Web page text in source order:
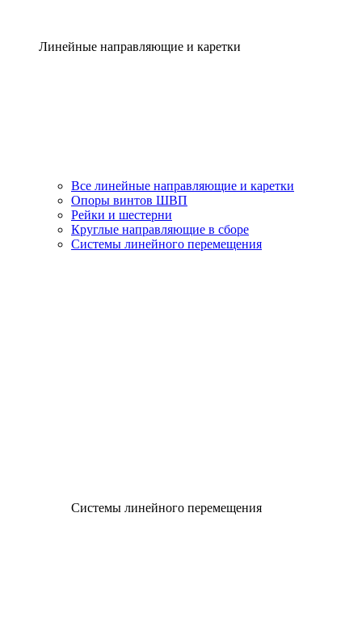
Линейные направляющие и каретки
Все линейные направляющие и каретки
Опоры винтов ШВП
Рейки и шестерни
Круглые направляющие в сборе
Системы линейного перемещения
Системы линейного перемещения